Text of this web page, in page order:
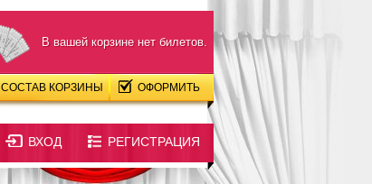
В вашей корзине нет билетов.
СОСТАВ КОРЗИНЫ ОФОРМИТЬ
ВХОД РЕГИСТРАЦИЯ